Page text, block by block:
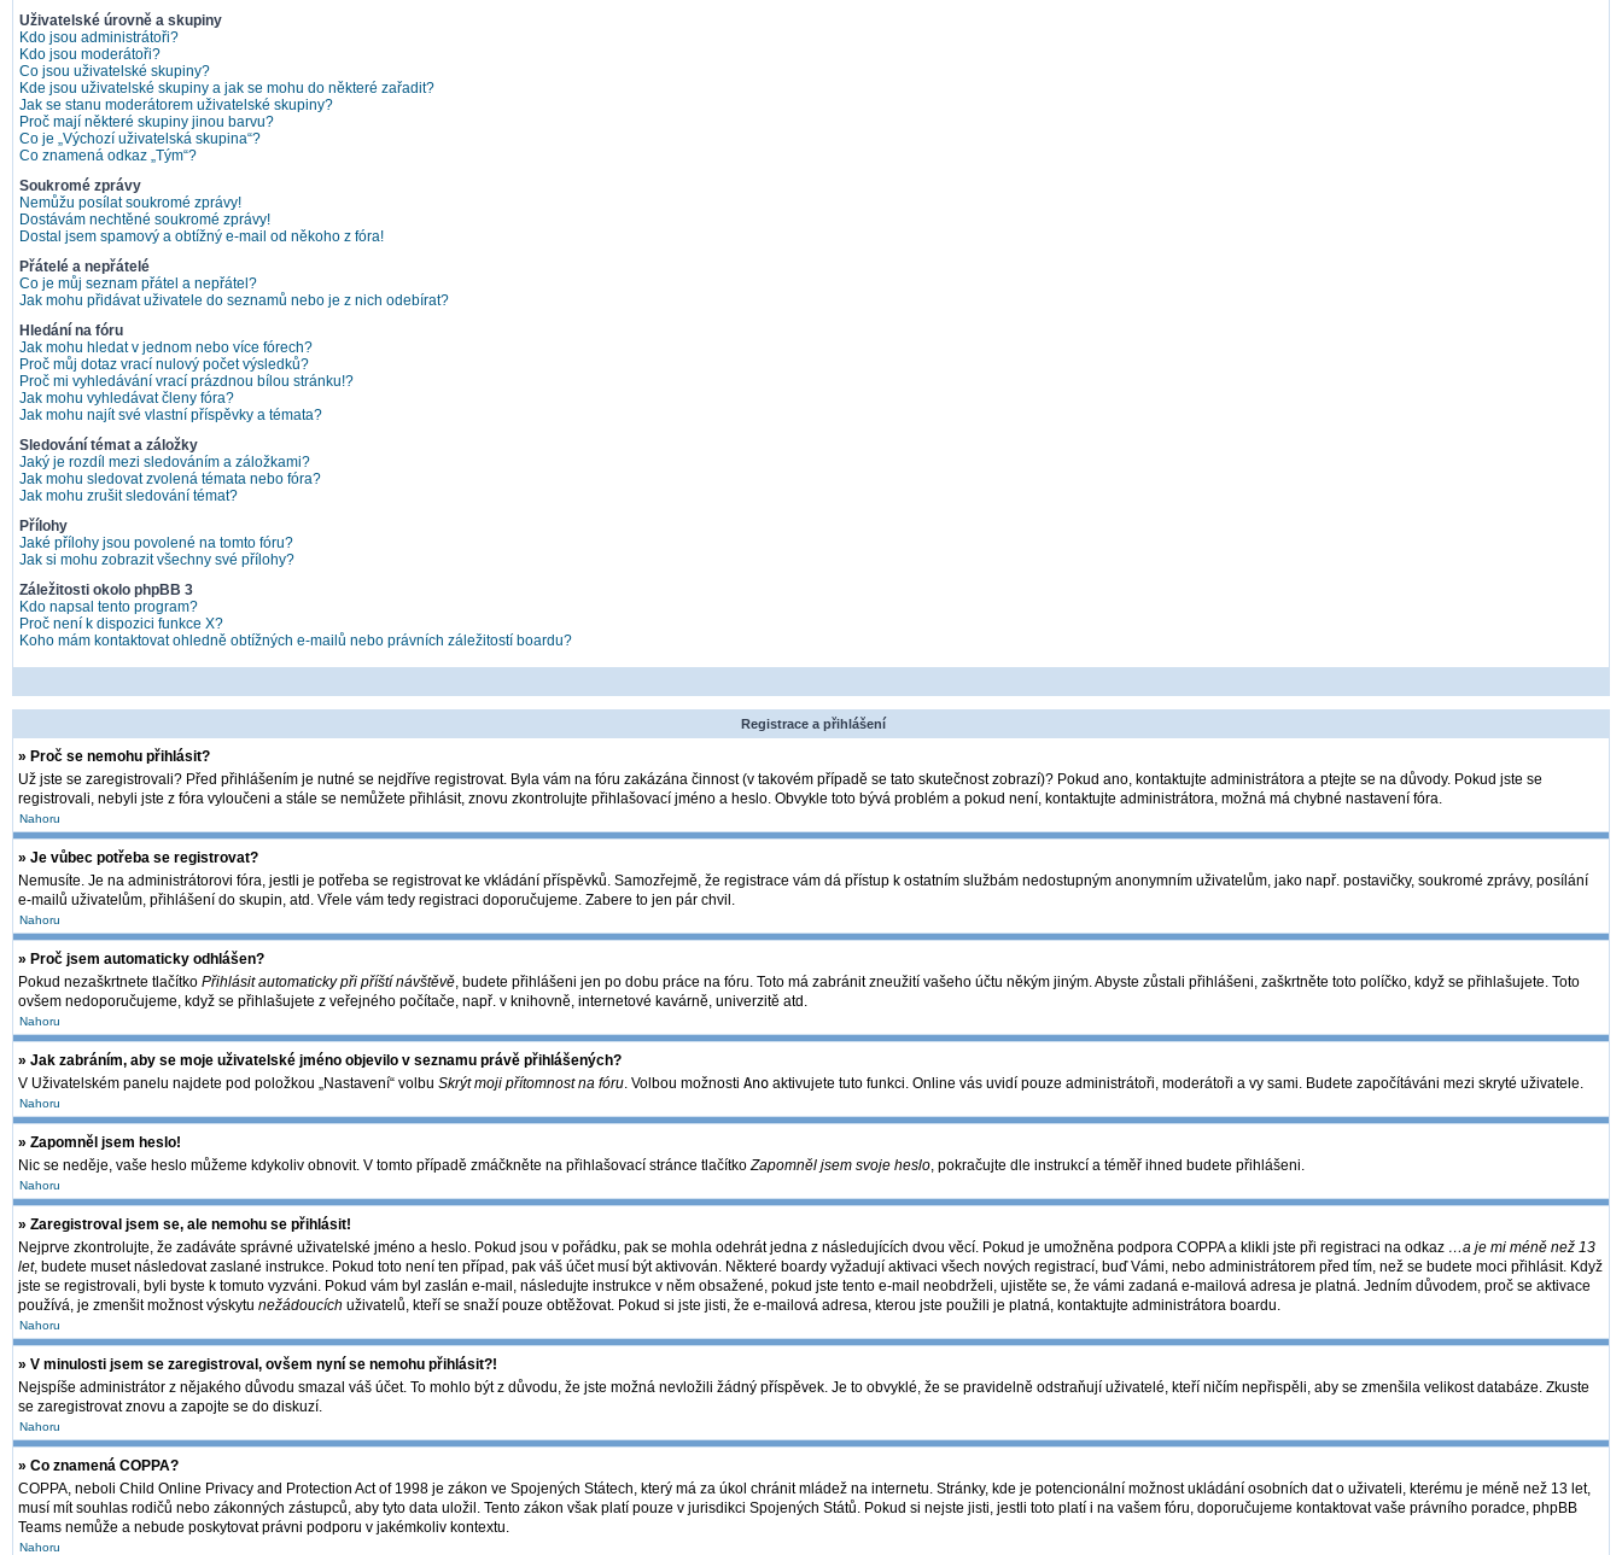
Uživatelské úrovně a skupiny
Kdo jsou administrátoři?
Kdo jsou moderátoři?
Co jsou uživatelské skupiny?
Kde jsou uživatelské skupiny a jak se mohu do některé zařadit?
Jak se stanu moderátorem uživatelské skupiny?
Proč mají některé skupiny jinou barvu?
Co je „Výchozí uživatelská skupina“?
Co znamená odkaz „Tým“?
Soukromé zprávy
Nemůžu posílat soukromé zprávy!
Dostávám nechtěné soukromé zprávy!
Dostal jsem spamový a obtížný e-mail od někoho z fóra!
Přátelé a nepřátelé
Co je můj seznam přátel a nepřátel?
Jak mohu přidávat uživatele do seznamů nebo je z nich odebírat?
Hledání na fóru
Jak mohu hledat v jednom nebo více fórech?
Proč můj dotaz vrací nulový počet výsledků?
Proč mi vyhledávání vrací prázdnou bílou stránku!?
Jak mohu vyhledávat členy fóra?
Jak mohu najít své vlastní příspěvky a témata?
Sledování témat a záložky
Jaký je rozdíl mezi sledováním a záložkami?
Jak mohu sledovat zvolená témata nebo fóra?
Jak mohu zrušit sledování témat?
Přílohy
Jaké přílohy jsou povolené na tomto fóru?
Jak si mohu zobrazit všechny své přílohy?
Záležitosti okolo phpBB 3
Kdo napsal tento program?
Proč není k dispozici funkce X?
Koho mám kontaktovat ohledně obtížných e-mailů nebo právních záležitostí boardu?
Registrace a přihlášení
» Proč se nemohu přihlásit?
Už jste se zaregistrovali? Před přihlášením je nutné se nejdříve registrovat. Byla vám na fóru zakázána činnost (v takovém případě se tato skutečnost zobrazí)? Pokud ano, kontaktujte administrátora a ptejte se na důvody. Pokud jste se
registrovali, nebyli jste z fóra vyloučeni a stále se nemůžete přihlásit, znovu zkontrolujte přihlašovací jméno a heslo. Obvykle toto bývá problém a pokud není, kontaktujte administrátora, možná má chybné nastavení fóra.
Nahoru
» Je vůbec potřeba se registrovat?
Nemusíte. Je na administrátorovi fóra, jestli je potřeba se registrovat ke vkládání příspěvků. Samozřejmě, že registrace vám dá přístup k ostatním službám nedostupným anonymním uživatelům, jako např. postavičky, soukromé zprávy, posílání
e-mailů uživatelům, přihlášení do skupin, atd. Vřele vám tedy registraci doporučujeme. Zabere to jen pár chvil.
Nahoru
» Proč jsem automaticky odhlášen?
Pokud nezaškrtnete tlačítko Přihlásit automaticky při příští návštěvě, budete přihlášeni jen po dobu práce na fóru. Toto má zabránit zneužití vašeho účtu někým jiným. Abyste zůstali přihlášeni, zaškrtněte toto políčko, když se přihlašujete. Toto
ovšem nedoporučujeme, když se přihlašujete z veřejného počítače, např. v knihovně, internetové kavárně, univerzitě atd.
Nahoru
» Jak zabráním, aby se moje uživatelské jméno objevilo v seznamu právě přihlášených?
V Uživatelském panelu najdete pod položkou „Nastavení“ volbu Skrýt moji přítomnost na fóru. Volbou možnosti Ano aktivujete tuto funkci. Online vás uvidí pouze administrátoři, moderátoři a vy sami. Budete započítáváni mezi skryté uživatele.
Nahoru
» Zapomněl jsem heslo!
Nic se neděje, vaše heslo můžeme kdykoliv obnovit. V tomto případě zmáčkněte na přihlašovací stránce tlačítkoZapomněl jsem svoje heslo, pokračujte dle instrukcí a téměř ihned budete přihlášeni.
Nahoru
» Zaregistroval jsem se, ale nemohu se přihlásit!
Nejprve zkontrolujte, že zadáváte správné uživatelské jméno a heslo. Pokud jsou v pořádku, pak se mohla odehrát jedna z následujících dvou věcí. Pokud je umožněna podpora COPPA a klikli jste při registraci na odkaz …a je mi méně než 13
let, budete muset následovat zaslané instrukce. Pokud toto není ten případ, pak váš účet musí být aktivován. Některé boardy vyžadují aktivaci všech nových registrací, buď Vámi, nebo administrátorem před tím, než se budete moci přihlásit. Když
jste se registrovali, byli byste k tomuto vyzváni. Pokud vám byl zaslán e-mail, následujte instrukce v něm obsažené, pokud jste tento e-mail neobdrželi, ujistěte se, že vámi zadaná e-mailová adresa je platná. Jedním důvodem, proč se aktivace
používá, je zmenšit možnost výskytu nežádoucích uživatelů, kteří se snaží pouze obtěžovat. Pokud si jste jisti, že e-mailová adresa, kterou jste použili je platná, kontaktujte administrátora boardu.
Nahoru
» V minulosti jsem se zaregistroval, ovšem nyní se nemohu přihlásit?!
Nejspíše administrátor z nějakého důvodu smazal váš účet. To mohlo být z důvodu, že jste možná nevložili žádný příspěvek. Je to obvyklé, že se pravidelně odstraňují uživatelé, kteří ničím nepřispěli, aby se zmenšila velikost databáze. Zkuste
se zaregistrovat znovu a zapojte se do diskuzí.
Nahoru
» Co znamená COPPA?
COPPA, neboli Child Online Privacy and Protection Act of 1998 je zákon ve Spojených Státech, který má za úkol chránit mládež na internetu. Stránky, kde je potencionální možnost ukládání osobních dat o uživateli, kterému je méně než 13 let,
musí mít souhlas rodičů nebo zákonných zástupců, aby tyto data uložil. Tento zákon však platí pouze v jurisdikci Spojených Států. Pokud si nejste jisti, jestli toto platí i na vašem fóru, doporučujeme kontaktovat vaše právního poradce, phpBB
Teams nemůže a nebude poskytovat právni podporu v jakémkoliv kontextu.
Nahoru